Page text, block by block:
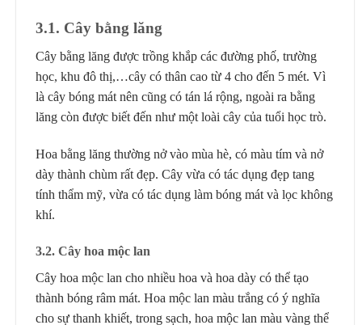
3.1. Cây bằng lăng
Cây bằng lăng được trồng khắp các đường phố, trường
học, khu đô thị,…cây có thân cao từ 4 cho đến 5 mét. Vì
là cây bóng mát nên cũng có tán lá rộng, ngoài ra bằng
lăng còn được biết đến như một loài cây của tuổi học trò.
Hoa bằng lăng thường nở vào mùa hè, có màu tím và nở
dày thành chùm rất đẹp. Cây vừa có tác dụng đẹp tang
tính thẩm mỹ, vừa có tác dụng làm bóng mát và lọc không
khí.
3.2. Cây hoa mộc lan
Cây hoa mộc lan cho nhiều hoa và hoa dày có thể tạo
thành bóng râm mát. Hoa mộc lan màu trắng có ý nghĩa
cho sự thanh khiết, trong sạch, hoa mộc lan màu vàng thể